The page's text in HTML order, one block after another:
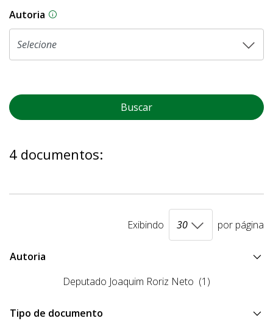
Autoria As proposições legislativas na CLDF podem
Buscar
4 documentos:
Exibindo por página
Autoria
Deputado Joaquim Roriz Neto (1)
Tipo de documento